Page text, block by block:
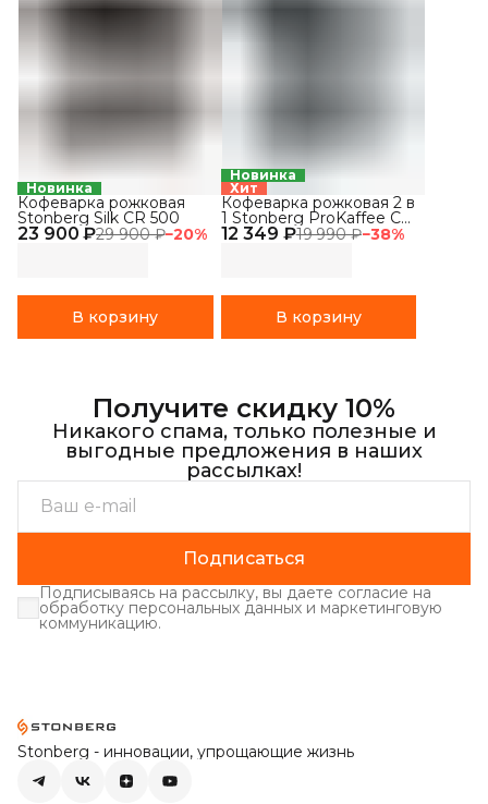
Новинка
23 900 ₽29 900 ₽−20%
Кофеварка рожковая
Stonberg Silk CR 500
В корзину
Новинка
Хит
12 349 ₽19 990 ₽−38%
Кофеварка рожковая 2 в
1 Stonberg ProKaffee CR
400
В корзину
Получите скидку 10%
Никакого спама, только полезные и
выгодные предложения в наших
рассылках!
Подписаться
Подписываясь на рассылку, вы даете согласие на
обработку персональных данных и маркетинговую
коммуникацию.
Stonberg - инновации, упрощающие жизнь